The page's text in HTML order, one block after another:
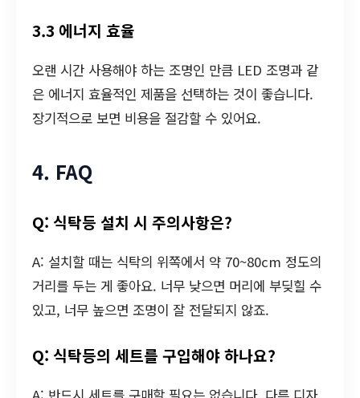
3.3 에너지 효율
오랜 시간 사용해야 하는 조명인 만큼 LED 조명과 같
은 에너지 효율적인 제품을 선택하는 것이 좋습니다.
장기적으로 보면 비용을 절감할 수 있어요.
4. FAQ
Q: 식탁등 설치 시 주의사항은?
A: 설치할 때는 식탁의 위쪽에서 약 70~80cm 정도의
거리를 두는 게 좋아요. 너무 낮으면 머리에 부딪힐 수
있고, 너무 높으면 조명이 잘 전달되지 않죠.
Q: 식탁등의 세트를 구입해야 하나요?